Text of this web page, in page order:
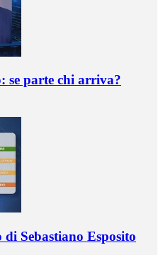
se parte chi arriva?
Sebastiano Esposito